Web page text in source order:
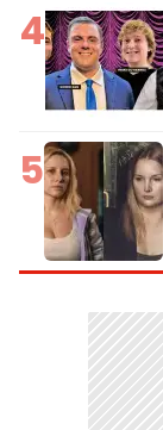
4
5